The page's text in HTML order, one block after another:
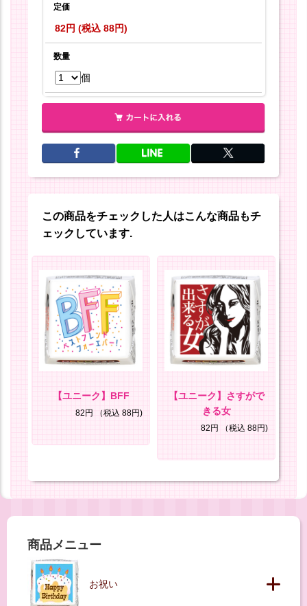
定価
82円 (税込 88円)
数量
個
この商品をチェックした人はこんな商品もチ
ェックしています.
【ユニーク】BFF
82円 （税込 88円)
【ユニーク】さすがで
きる女
82円 （税込 88円)
商品メニュー
お祝い